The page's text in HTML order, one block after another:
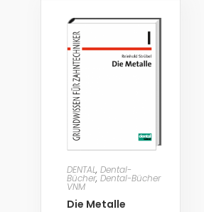
DENTAL,Dental-
Bücher,Dental-Bücher
VNM
Die Metalle